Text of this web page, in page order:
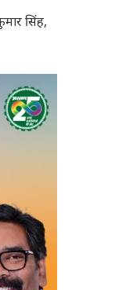
सिंह,